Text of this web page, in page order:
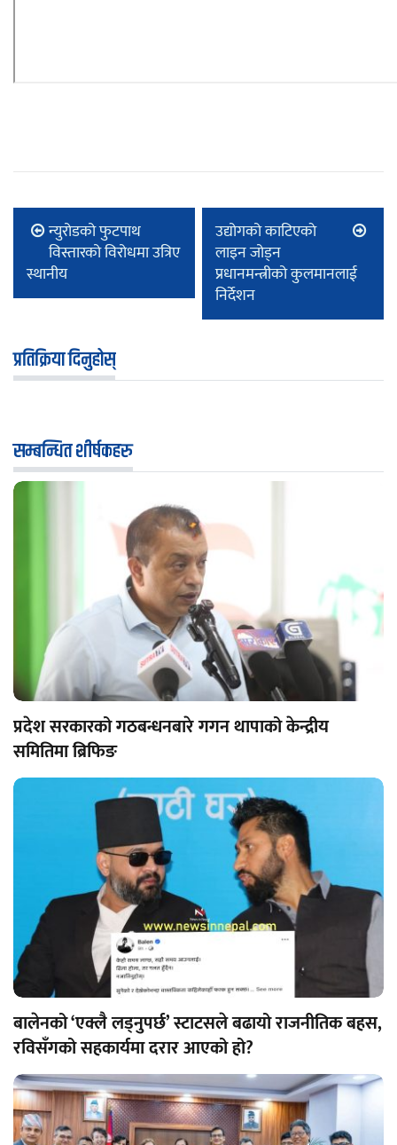
न्युरोडको फुटपाथ
विस्तारको विरोधमा उत्रिए
स्थानीय
उद्योगको काटिएकाे
लाइन जोड्न
प्रधानमन्त्रीको कुलमानलाई
निर्देशन
प्रतिक्रिया दिनुहोस्
सम्बन्धित शीर्षकहरु
प्रदेश सरकारको गठबन्धनबारे गगन थापाको केन्द्रीय
समितिमा ब्रिफिङ
बालेनको ‘एक्लै लड्नुपर्छ’ स्टाटसले बढायो राजनीतिक बहस,
रविसँगको सहकार्यमा दरार आएको हो?